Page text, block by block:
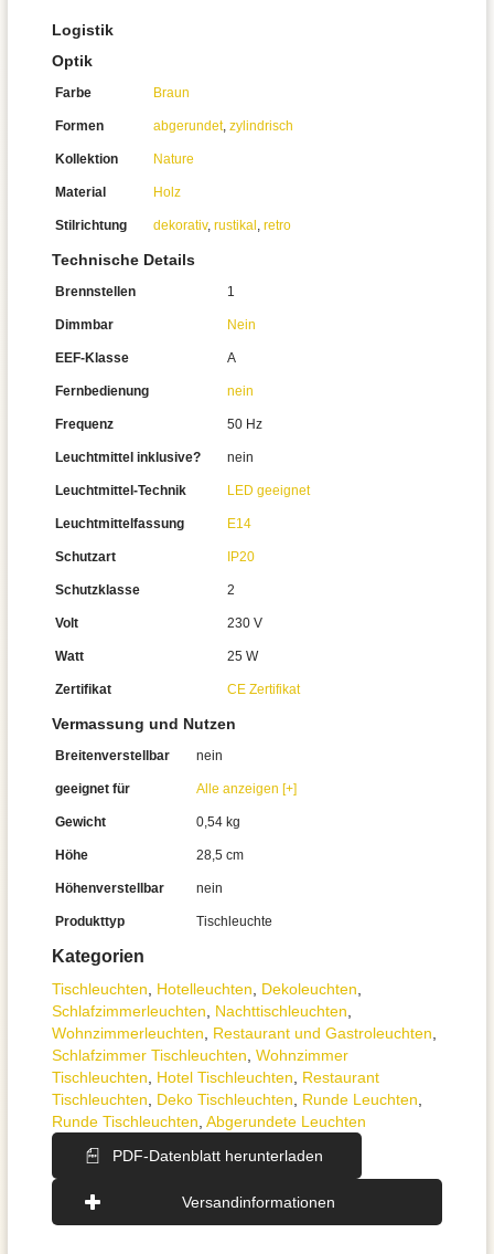
Kategorien
Tisch­leuchten Hotelleuchten Dekoleuchten
Schlafzimmer­leuchten
Nachttisch­leuchten
Wohnzimmer­leuchten
Restaurant und Gastroleuchten
Schlafzimmer Tischleuchten Wohnzimmer
Tischleuchten
Hotel Tischleuchten
Restaurant
Tischleuchten
Deko Tischleuchten Runde Leuchten
Runde Tischleuchten Abgerundete Leuchten
PDF-Datenblatt herunterladen
Versandinformationen
Logistik
Optik
Farbe Braun
Formen abgerundet, zylindrisch
Kollektion Nature
Material Holz
Stilrichtung dekorativ, rustikal , retro
Technische Details
Brennstellen 1
Dimmbar Nein
EEF-Klasse A
Fernbedienung nein
Frequenz 50 Hz
Leuchtmittel inklusive? nein
Leuchtmittel-Technik LED geeignet
Leuchtmittelfassung E14
Schutzart IP20
Schutzklasse 2
Volt 230 V
Watt 25 W
Zertifikat CE Zertifikat
Vermassung und Nutzen
Breitenverstellbar nein
geeignet für Alle anzeigen [+]
Gewicht 0,54 kg
Höhe 28,5 cm
Höhenverstellbar nein
Produkttyp Tischleuchte